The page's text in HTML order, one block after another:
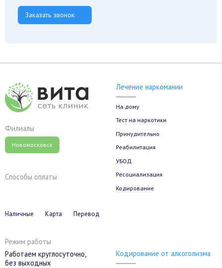
Заказать звонок
Филиалы
Новомосковск
Способы оплаты
Наличные Карта Перевод
Режим работы
Работаем круглосуточно,
без выходных
Лечение наркомании
На дому
Тест на наркотики
Принудительно
Реабилитация
УБОД
Ресоциализация
Кодирование
Кодирование от алкоголизма